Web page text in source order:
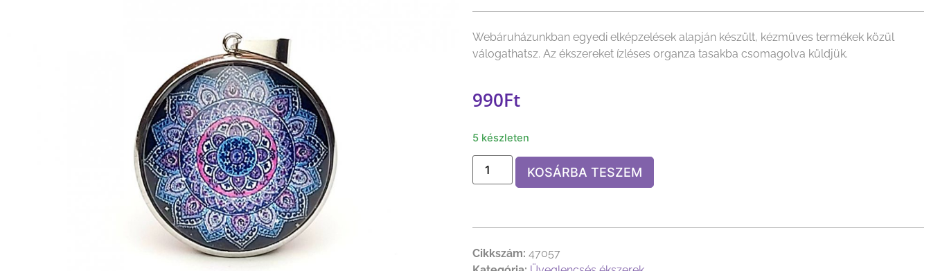
Webáruházunkban egyedi elképzelések alapján készült, kézműves termékek közül
válogathatsz. Az ékszereket ízléses organza tasakba csomagolva küldjük.
990Ft
5 készleten
KOSÁRBA TESZEM
Cikkszám: 47057